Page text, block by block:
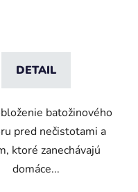
DETAIL
batožinového
pred nečistotami a
ktoré zanechávajú
domáce...